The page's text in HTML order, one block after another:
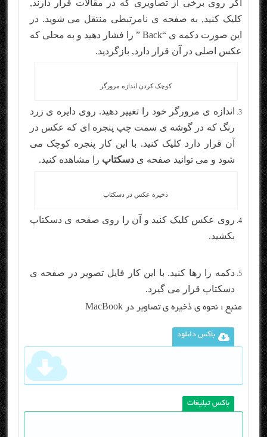
اگر روی برخی از تصاویری که در مقالات قرار دارند,
کلیک کنید, به صفحه ی نامرتبطی منتقل می شوید. در
این صورت دکمه ی “Back ” را فشار دهید و به محلی که
عکس اصلی در آن قرار دارد, بازگردید.
کوچک کردن اندازه مرورگر
اندازه ی مرورگر خود را تغییر دهید. روی دایره ی زرد
رنگ که در گوشه ی سمت چپ پنجره ای که عکس در
آن قرار دارد کلیک کنید. با این کار پنجره کوچک می
شود و می توانید صفحه یدسکتاپ را مشاهده کنید.
ذخیره عکس در دسکتاپ
روی عکس کلیک کنید و آن را روی صفحه ی دسکتاپ
بکشید.
دکمه را رها کنید. با این کار فایل تصویر در صفحه ی
دسکتاپ قرار می گیرد.
منبع : نحوه ی ذخیره ی تصاویر در MacBook
باکس دانلود
باکس تبلیغات